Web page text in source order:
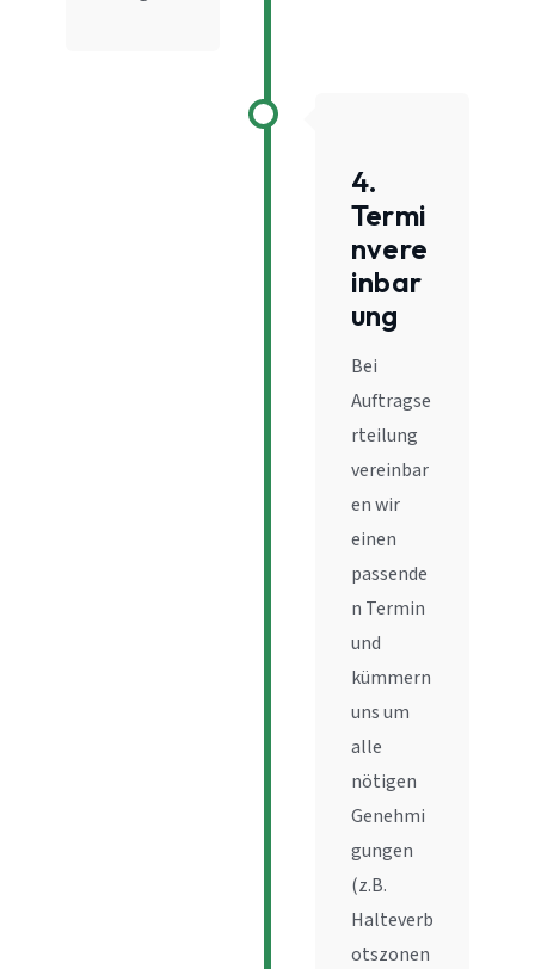
4.
Termi
nvere
inbar
ung
Bei
Auftragse
rteilung
vereinbar
en wir
einen
passende
n Termin
und
kümmern
uns um
alle
nötigen
Genehmi
gungen
(z.B.
Halteverb
otszonen